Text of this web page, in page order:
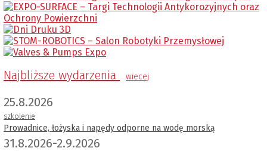
Najbliższe wydarzenia wiecej
25.8.2026
szkolenie
Prowadnice, łożyska i napędy odporne na wodę morską
31.8.2026-2.9.2026